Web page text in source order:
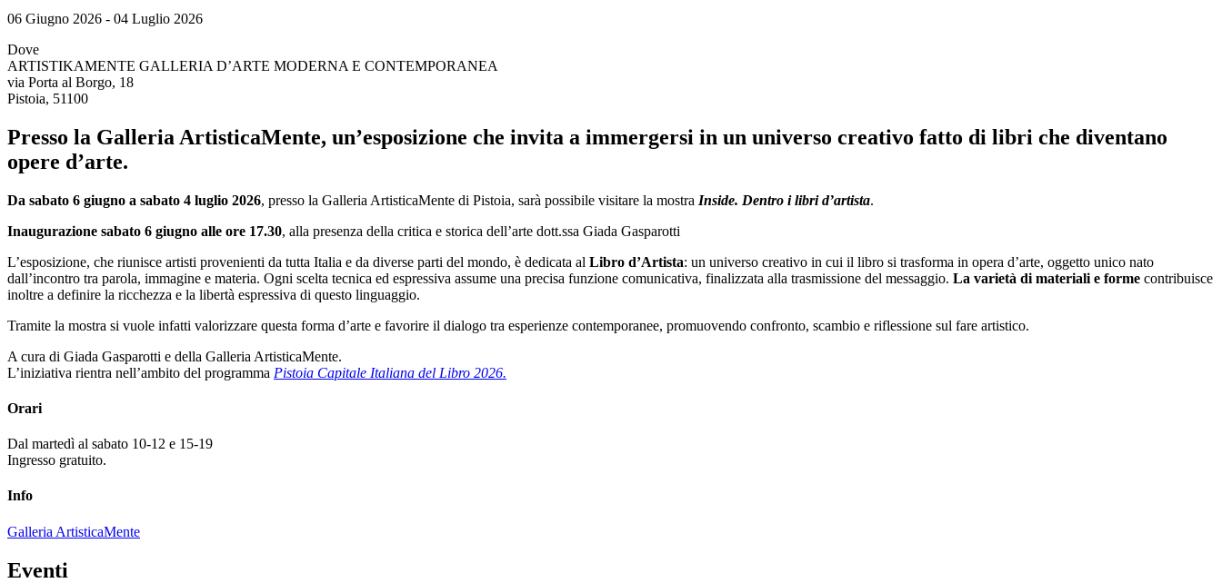
06 Giugno 2026 - 04 Luglio 2026
Dove
ARTISTIKAMENTE GALLERIA D’ARTE MODERNA E CONTEMPORANEA
via Porta al Borgo, 18
Pistoia, 51100
Presso la Galleria ArtisticaMente, un’esposizione che invita a immergersi in un universo creativo fatto di libri che diventano
opere d’arte.
Da sabato 6 giugno a sabato 4 luglio 2026, presso la Galleria ArtisticaMente di Pistoia, sarà possibile visitare la mostra Inside. Dentro i libri d’artista.
Inaugurazione sabato 6 giugno alle ore 17.30, alla presenza della critica e storica dell’arte dott.ssa Giada Gasparotti
L’esposizione, che riunisce artisti provenienti da tutta Italia e da diverse parti del mondo, è dedicata al Libro d’Artista: un universo creativo in cui il libro si trasforma in opera d’arte, oggetto unico nato
dall’incontro tra parola, immagine e materia. Ogni scelta tecnica ed espressiva assume una precisa funzione comunicativa, finalizzata alla trasmissione del messaggio. La varietà di materiali e forme contribuisce
inoltre a definire la ricchezza e la libertà espressiva di questo linguaggio.
Tramite la mostra si vuole infatti valorizzare questa forma d’arte e favorire il dialogo tra esperienze contemporanee, promuovendo confronto, scambio e riflessione sul fare artistico.
A cura di Giada Gasparotti e della Galleria ArtisticaMente.
L’iniziativa rientra nell’ambito del programma Pistoia Capitale Italiana del Libro 2026.
Orari
Dal martedì al sabato 10-12 e 15-19
Ingresso gratuito.
Info
Galleria ArtisticaMente
Eventi